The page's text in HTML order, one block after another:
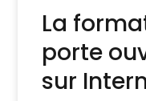
La
porte
sur